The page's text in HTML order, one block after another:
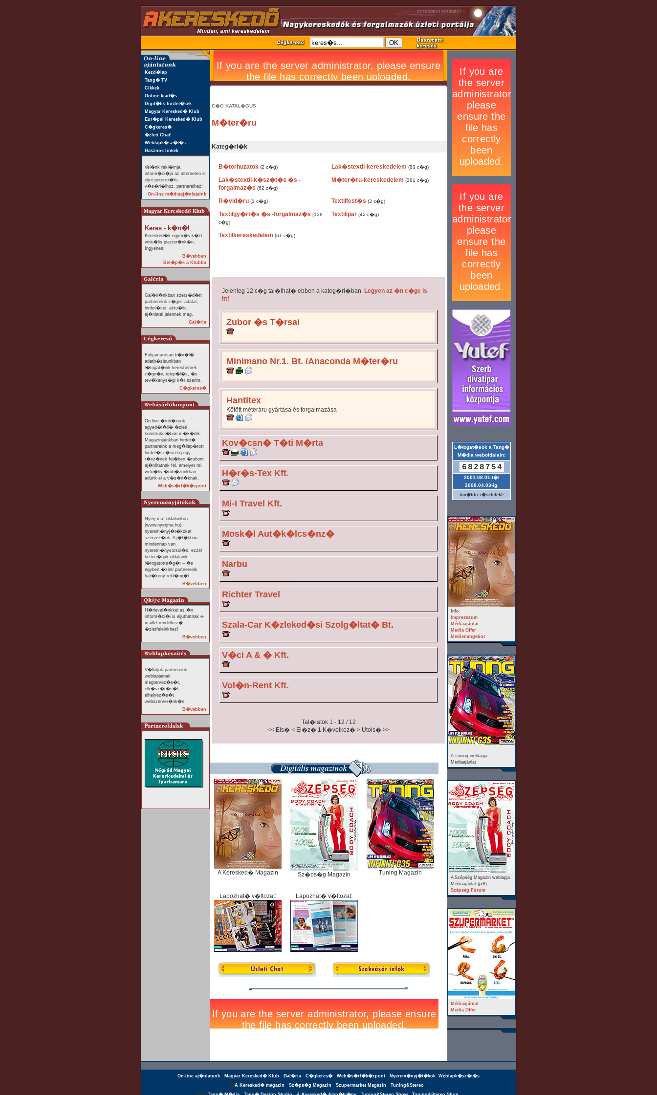
Kezd�lap
Tang� TV
Cikkek
Online kiad�s
Digit�lis hirdet�sek
Magyar Keresked� Klub
Eur�pai Keresked� Klub
C�gkeres�
�zleti Chat!
Weblapk�sz�t�s
Hasznos linkek
Vel�nk rekl�mja,
inform�ci�ja az interneten is
eljut potenci�lis
v�s�rl�ihoz, partnereihez!
On-line m�diaaj�nlataink
Keres - k�n�l
Keresked�k egym�s k�zt,
virtu�lis piacter�nk�n.
Ingyenes!
B�vebben
Bel�p�s a Klubba
Gal�ri�nkban szerz�d�tt
partnereink c�ges adatai,
hirdet�sei, aktu�lis
aj�nlatai jelennek meg.
Gal�ria
Folyamatosan b�v�l�
adatb�zisunkban
l�togat�ink kereshetnek
c�gn�v, telep�l�s, �s
tev�kenys�gi k�r szerint.
C�gkeres�
On-line �ruh�zunk
egyed�l�ll� �zleti
konstrukci�ban m�k�dik.
Magazinjainkban hirdet�
partnereink a meg�llap�tott
hirdet�si �sszeg egy
r�sz�nek fej�ben �rubont
aj�nlhatnak fel, amelyet mi
virtu�lis �ruh�zunkban
adunk el a v�s�rl�knak.
Web�s�rl�k�zpont
Nyerj ma! oldalunkon
(www.nyerjma.hu)
nyerem�nyj�t�kokat
szervez�nk. A j�t�kban
mindennap van
nyerem�nysorsol�s, ezzel
biztos�tjuk oldalaink
l�togatotts�g�t – �s
egyben �zleti partnereink
hat�kony rekl�mj�t.
B�vebben
H�rlevel�nkkel az �n
inform�ci�i is eljuthatnak e-
maillel rendelkez�
�zletfeleinkhez!
B�vebben
V�llaljuk partnereink
weblapjainak
megtervez�s�t,
elk�sz�t�s�t,
elhelyez�s�t
webszerver�nk�n.
B�vebben
C�G KATAL�GUS
M�ter�ru
Kateg�ri�k
B�torhuzatok (2 c�g) Lak�stextil-kereskedelem (80 c�g)
Lak�stextil-k�sz�t�s �s -
forgalmaz�s (62 c�g)
M�ter�ru-kereskedelem (381 c�g)
R�vid�ru (1 c�g) Textilfest�s (3 c�g)
Textilgy�rt�s �s -forgalmaz�s (138
c�g)
Textilipar (42 c�g)
Textilkereskedelem (61 c�g)
Jelenleg 12 c�g tal�lhat� ebben a kateg�ri�ban. Legyen az �n c�ge is
itt!
Zubor �s T�rsai
Minimano Nr.1. Bt. /Anaconda M�ter�ru
Hantitex
Kötött méteráru gyártása és forgalmazása
Kov�csn� T�ti M�rta
H�r�s-Tex Kft.
Mi-I Travel Kft.
Mosk�l Aut�k�lcs�nz�
Narbu
Richter Travel
Szala-Car K�zleked�si Szolg�ltat� Bt.
V�ci A & � Kft.
Vol�n-Rent Kft.
Tal�latok 1 - 12 / 12
<< Els� < El�z� 1 K�vetkez� > Utols� >>
A Keresked� Magazin Sz�ps�g Magazin Tuning Magazin
Lapozhat� v�ltozat: Lapozhat� v�ltozat:
L�togat�sok a Tang�
M�dia weboldalain:
6828754
2001.08.01-t�l
2008.04.03-ig.
tov�bbi r�szletek>
Info:
Impresszum
Médiaajánlat
Media Offer
Medienangebot
A Tuning weblapja
Médiaajánlat
A Szépség Magazin weblapja
Médiaajánlat (pdf)
Szépség Fórum
Médiaajánlat
Media Offer
On-line aj�nlatunk Magyar Keresked� Klub Gal�ria C�gkeres� Web�s�rl�k�zpont Nyerem�nyj�t�kok Weblapk�sz�t�s
�A Keresked� magazin Sz�ps�g Magazin Szupermarket Magazin Tuning&Stereo